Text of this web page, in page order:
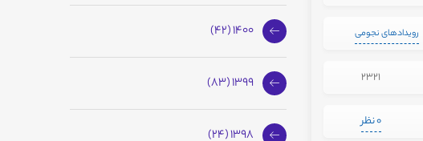
رویدادهای نجومی
2321
0 نظر
1400 (42)
1399 (83)
1398 (24)